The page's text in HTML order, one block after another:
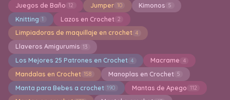
Juegos de Baño 12 Jumper 10 Kimonos 5
Knitting 1 Lazos en Crochet 2
Limpiadoras de maquillaje en crochet 4
Llaveros Amigurumis 13
Los Mejores 25 Patrones en Crochet 4 Macrame 4
Mandalas en Crochet 158 Manoplas en Crochet 5
Manta para Bebes a crochet 190 Mantas de Apego 112